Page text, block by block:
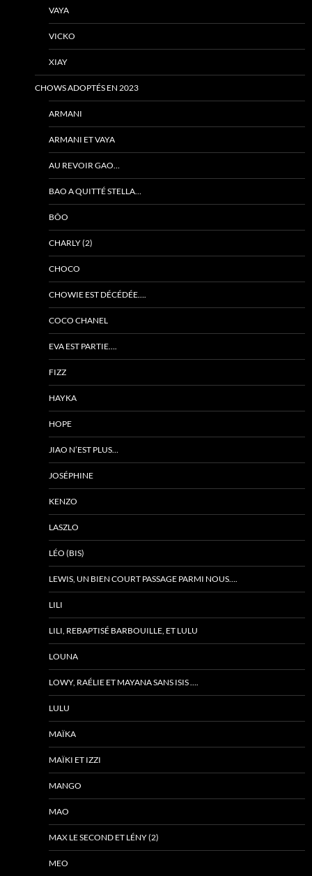
VAYA
VICKO
XIAY
CHOWS ADOPTÉS EN 2023
ARMANI
ARMANI ET VAYA
AU REVOIR GAO…
BAO A QUITTÉ STELLA…
BÔO
CHARLY (2)
CHOCO
CHOWIE EST DÉCÉDÉE….
COCO CHANEL
EVA EST PARTIE….
FIZZ
HAYKA
HOPE
JIAO N’EST PLUS…
JOSÉPHINE
KENZO
LASZLO
LÉO (BIS)
LEWIS, UN BIEN COURT PASSAGE PARMI NOUS….
LILI
LILI, REBAPTISÉ BARBOUILLE, ET LULU
LOUNA
LOWY, RAÉLIE ET MAYANA SANS ISIS ….
LULU
MAÏKA
MAÏKI ET IZZI
MANGO
MAO
MAX LE SECOND ET LÉNY (2)
MEO